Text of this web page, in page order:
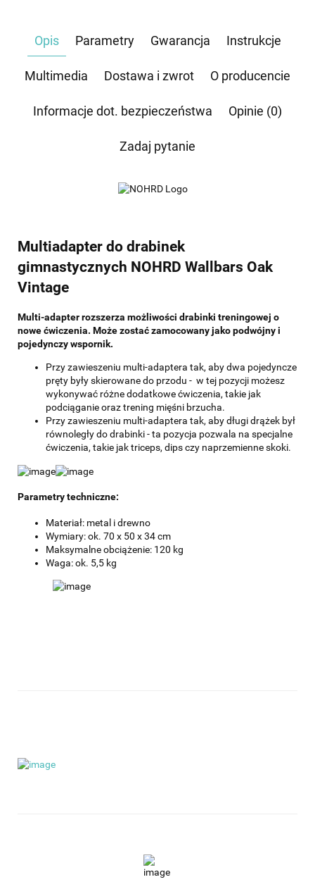
odpowiedzi, może być w każdej chwili wycofana, kontaktując się z administratorem, np.
której dane dotyczą, przysługuje prawo dostępu do swoich danych, ich sprostowania,
żądania zaprzestania przetwarzania, usunięcia, ograniczenia przetwarzania, a także prawo
Opis Parametry Gwarancja Instrukcje
Multimedia Dostawa i zwrot O producencie
Informacje dot. bezpieczeństwa Opinie (0)
Zadaj pytanie
Multiadapter do drabinek
gimnastycznych NOHRD Wallbars Oak
Vintage
Multi-adapter rozszerza możliwości drabinki treningowej o
nowe ćwiczenia. Może zostać zamocowany jako podwójny i
pojedynczy wspornik.
Przy zawieszeniu multi-adaptera tak, aby dwa pojedyncze
pręty były skierowane do przodu - w tej pozycji możesz
wykonywać różne dodatkowe ćwiczenia, takie jak
podciąganie oraz trening mięśni brzucha.
Przy zawieszeniu multi-adaptera tak, aby długi drążek był
równoległy do drabinki - ta pozycja pozwala na specjalne
ćwiczenia, takie jak triceps, dips czy naprzemienne skoki.
Parametry techniczne:
Materiał: metal i drewno
Wymiary: ok. 70 x 50 x 34 cm
Maksymalne obciążenie: 120 kg
Waga: ok. 5,5 kg